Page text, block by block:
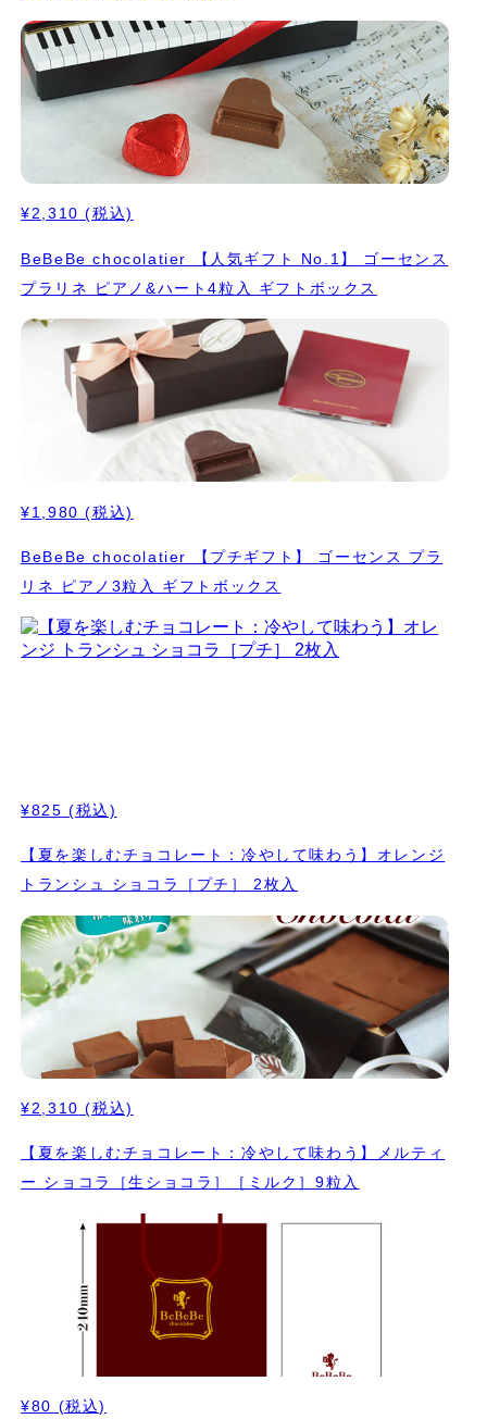
¥2,310 (税込)
BeBeBe chocolatier 【人気ギフト No.1】 ゴーセンス
プラリネ ピアノ&ハート4粒入 ギフトボックス
¥1,980 (税込)
BeBeBe chocolatier 【プチギフト】 ゴーセンス プラ
リネ ピアノ3粒入 ギフトボックス
¥825 (税込)
【夏を楽しむチョコレート：冷やして味わう】オレンジ
トランシュ ショコラ［プチ］ 2枚入
¥2,310 (税込)
【夏を楽しむチョコレート：冷やして味わう】メルティ
ー ショコラ［生ショコラ］［ミルク］9粒入
¥80 (税込)